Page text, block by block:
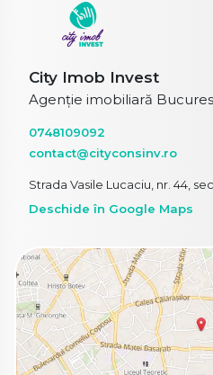
City Imob Invest
Agenție imobiliară
0748109092
contact@cityconsinv.ro
Strada Vasile Lucaciu, nr. 44,
Deschide în Google Maps